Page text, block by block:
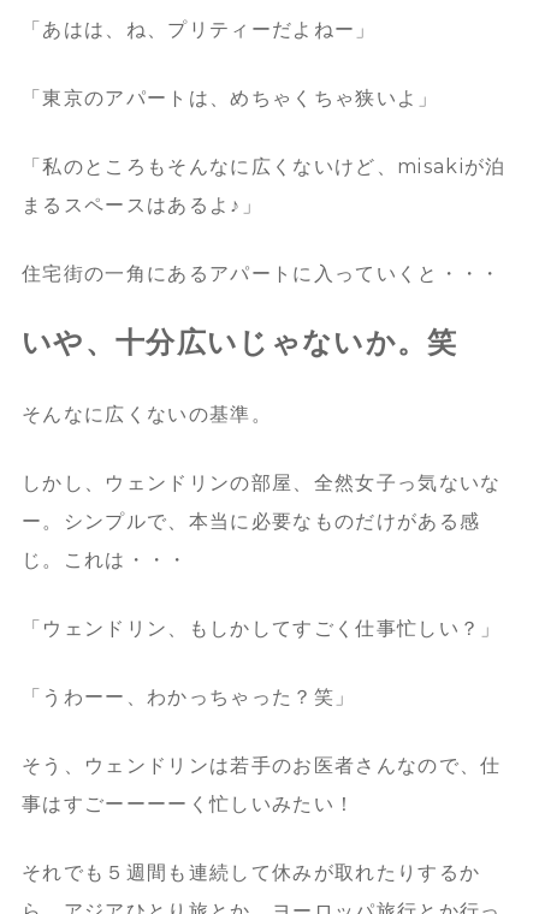
「あはは、ね、プリティーだよねー」
「東京のアパートは、めちゃくちゃ狭いよ」
「私のところもそんなに広くないけど、misakiが泊
まるスペースはあるよ♪」
住宅街の一角にあるアパートに入っていくと・・・
いや、十分広いじゃないか。笑
そんなに広くないの基準。
しかし、ウェンドリンの部屋、全然女子っ気ないな
ー。シンプルで、本当に必要なものだけがある感
じ。これは・・・
「ウェンドリン、もしかしてすごく仕事忙しい？」
「うわーー、わかっちゃった？笑」
そう、ウェンドリンは若手のお医者さんなので、仕
事はすごーーーーく忙しいみたい！
それでも５週間も連続して休みが取れたりするか